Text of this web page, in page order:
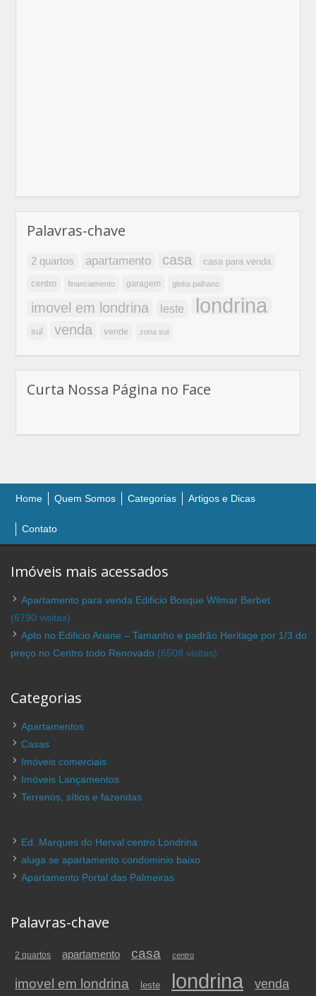
Palavras-chave
2 quartos apartamento casa casa para venda
centro financiamento garagem gleba palhano
imovel em londrina leste londrina
sul venda vende zona sul
Curta Nossa Página no Face
Home Quem Somos Categorias Artigos e Dicas
Contato
Imóveis mais acessados
Apartamento para venda Edificio Bosque Wilmar Berbet
(6790 visitas)
Apto no Edificio Ariane – Tamanho e padrão Heritage por 1/3 do
preço no Centro todo Renovado (6508 visitas)
Categorias
Apartamentos
Casas
Imóveis comerciais
Imóveis Lançamentos
Terrenos, sítios e fazendas
Ed. Marques do Herval centro Londrina
aluga se apartamento condominio baixo
Apartamento Portal das Palmeiras
Palavras-chave
2 quartos apartamento casa centro
imovel em londrina leste londrina venda